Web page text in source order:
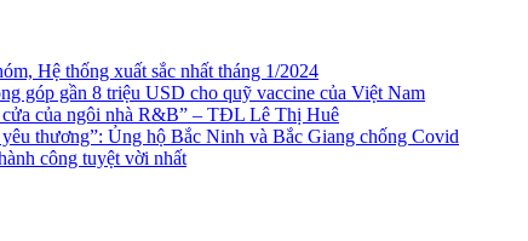
Hệ thống xuất sắc nhất tháng 1/2024
góp gần 8 triệu USD cho quỹ vaccine của Việt Nam
cửa của ngôi nhà R&B” – TĐL Lê Thị Huê
thương”: Ủng hộ Bắc Ninh và Bắc Giang chống Covid
công tuyệt vời nhất